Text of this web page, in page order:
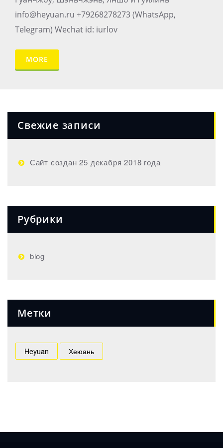
info@heyuan.ru +79268278273 (WhatsApp,
Telegram) Wechat id: iurlov
MORE
Свежие записи
Сайт создан 25 декабря 2018 года
Рубрики
blog
Метки
Heyuan Хеюань